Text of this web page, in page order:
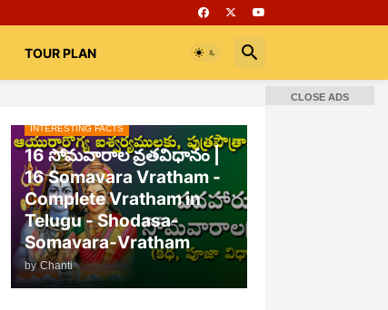
TOUR PLAN
📚 Books Rooms భగవద్గీత
INTERESTING FACTS
16 సోమవారాల వ్రతవిధానం |
16 Somavara Vratham -
Complete Vratham in
Telugu - Shodasa-
Somavara-Vratham
by Chanti
CLOSE ADS